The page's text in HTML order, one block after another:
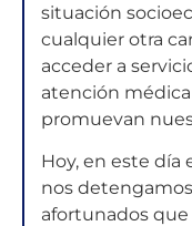
situación
cualquier otra
acceder a
atención
promuevan
Hoy, en este día
nos
afortunados